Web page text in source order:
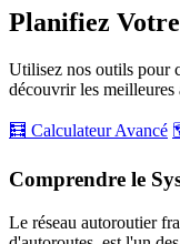
Planifiez
Utilisez nos outils pour
découvrir les meilleures
🧮 Calculateur Avancé
Comprendre le
Le réseau autoroutier